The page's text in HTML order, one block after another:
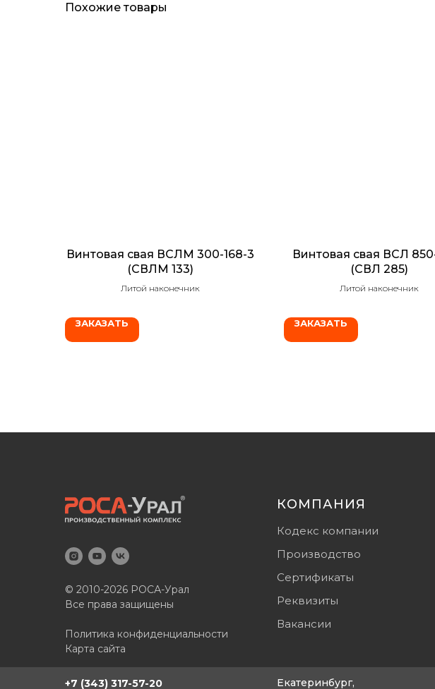
Похожие товары
Винтовая свая ВСЛМ 300-168-3
(СВЛМ 133)
Литой наконечник
ЗАКАЗАТЬ
Винтовая свая ВСЛ
(СВЛ 285)
Литой наконечник
ЗАКАЗАТЬ
© 2010-2026 РОСА-Урал
Все права защищены
Политика конфиденциальности
Карта сайта
КОМПАНИЯ
Кодекс компании
Производство
Сертификаты
Реквизиты
Вакансии
Екатеринбург,
+7 (343) 317-57-20